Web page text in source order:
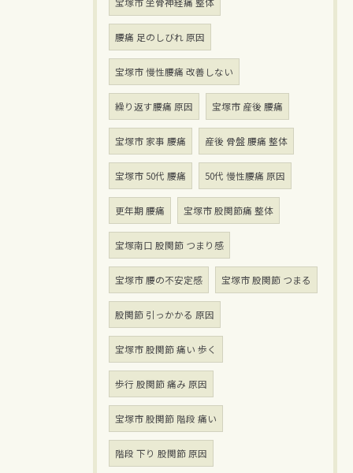
腰痛 足のしびれ 原因
宝塚市 慢性腰痛 改善しない
繰り返す腰痛 原因 宝塚市 産後 腰痛
宝塚市 家事 腰痛 産後 骨盤 腰痛 整体
宝塚市 50代 腰痛 50代 慢性腰痛 原因
更年期 腰痛 宝塚市 股関節痛 整体
宝塚南口 股関節 つまり感
宝塚市 腰の不安定感 宝塚市 股関節 つまる
股関節 引っかかる 原因
宝塚市 股関節 痛い 歩く
歩行 股関節 痛み 原因
宝塚市 股関節 階段 痛い
階段 下り 股関節 原因